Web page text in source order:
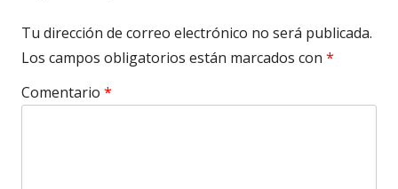
Tu dirección de correo electrónico no será publicada.
Los campos obligatorios están marcados con *
Comentario *